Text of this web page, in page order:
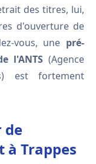
des titres, lui,
d'ouverture de
vous, une pré-
l'ANTS(Agence
est fortement
de
à Trappes